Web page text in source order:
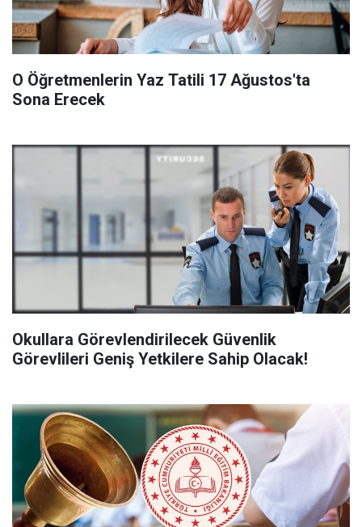
O Öğretmenlerin Yaz Tatili 17 Ağustos'ta
Sona Erecek
Okullara Görevlendirilecek Güvenlik
Görevlileri Geniş Yetkilere Sahip Olacak!